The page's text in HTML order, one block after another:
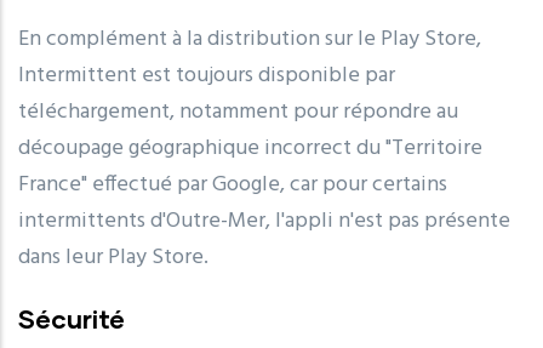
En complément à la distribution sur le Play Store,
Intermittent est toujours disponible par
téléchargement, notamment pour répondre au
découpage géographique incorrect du "Territoire
France" effectué par Google, car pour certains
intermittents d'Outre-Mer, l'appli n'est pas présente
dans leur Play Store.
Sécurité